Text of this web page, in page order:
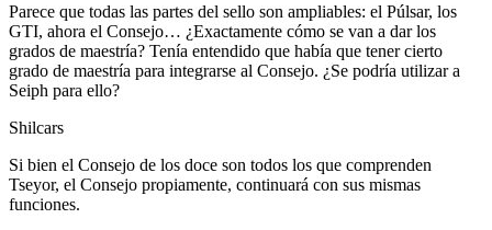
Parece que todas las partes del sello son ampliables: el Púlsar, los
GTI, ahora el Consejo… ¿Exactamente cómo se van a dar los
grados de maestría? Tenía entendido que había que tener cierto
grado de maestría para integrarse al Consejo. ¿Se podría utilizar a
Seiph para ello?
Shilcars
Si bien el Consejo de los doce son todos los que comprenden
Tseyor, el Consejo propiamente, continuará con sus mismas
funciones.